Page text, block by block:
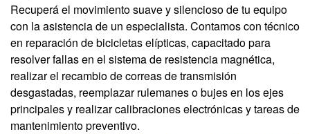
Recuperá el movimiento suave y silencioso de tu equipo
con la asistencia de un especialista. Contamos con técnico
en reparación de bicicletas elípticas, capacitado para
resolver fallas en el sistema de resistencia magnética,
realizar el recambio de correas de transmisión
desgastadas, reemplazar rulemanes o bujes en los ejes
principales y realizar calibraciones electrónicas y tareas de
mantenimiento preventivo.